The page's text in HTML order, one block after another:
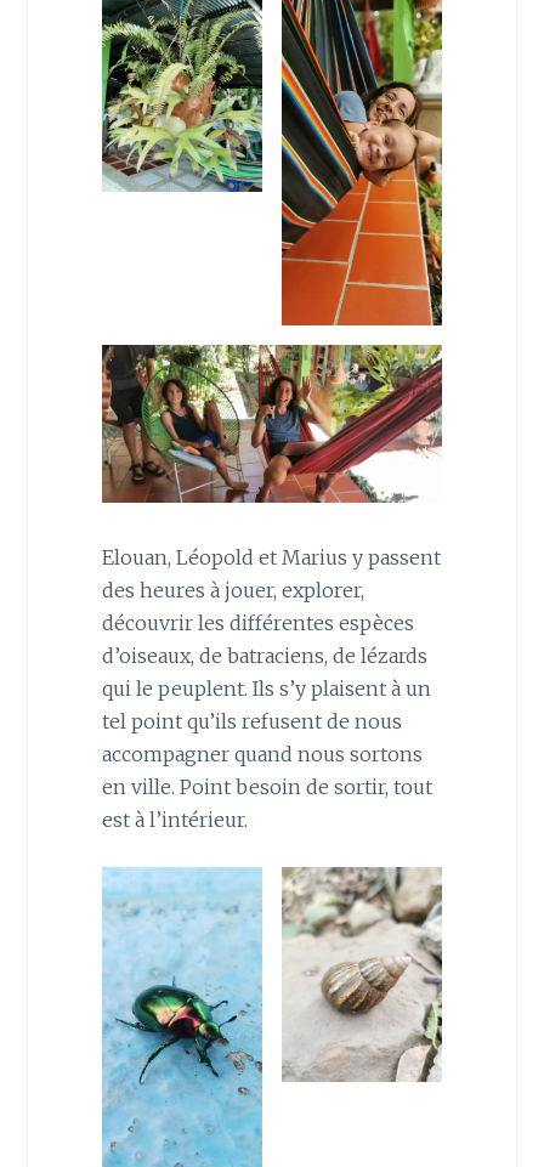
Elouan, Léopold et Marius y passent
des heures à jouer, explorer,
découvrir les différentes espèces
d’oiseaux, de batraciens, de lézards
qui le peuplent. Ils s’y plaisent à un
tel point qu’ils refusent de nous
accompagner quand nous sortons
en ville. Point besoin de sortir, tout
est à l’intérieur.